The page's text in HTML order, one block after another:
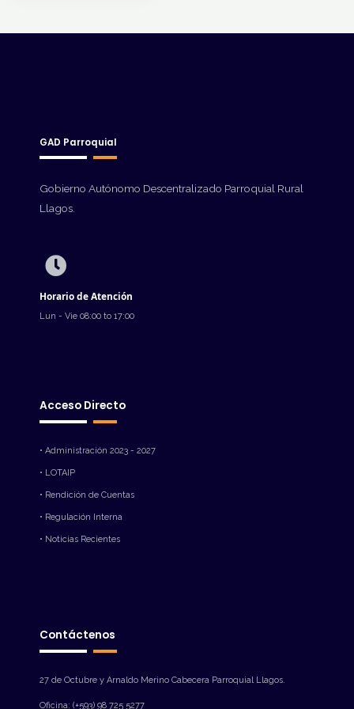
GAD Parroquial
Gobierno Autónomo Descentralizado Parroquial Rural
Llagos.
Horario de Atención
Lun - Vie 08:00 to 17:00
Acceso Directo
• Administración 2023 - 2027
• LOTAIP
• Rendición de Cuentas
• Regulación Interna
• Noticias Recientes
Contáctenos
27 de Octubre y Arnaldo Merino Cabecera Parroquial Llagos.
Oficina: (+593) 98 725 5277